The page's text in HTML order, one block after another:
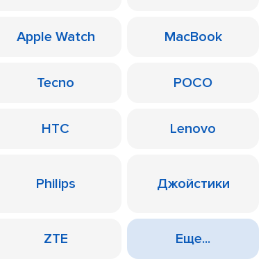
Apple Watch MacBook
Tecno POCO
HTC Lenovo
Philips Джойстики
ZTE Еще...